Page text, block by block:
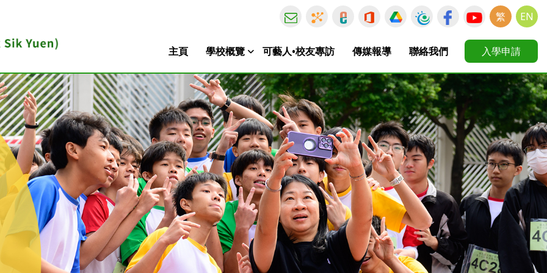
繁 EN
主頁 學校概覽 可藝人•校友專訪 傳媒報導 聯絡我們 入學申請